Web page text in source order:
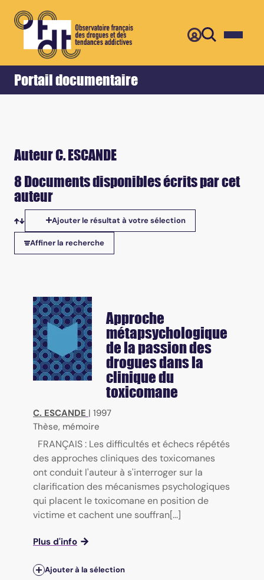
Portail documentaire
Accueil Retour
Auteur C. ESCANDE
8 Documents disponibles écrits par cet
auteur
Tris disponibles
Ajouter le résultat à votre sélection
Affiner la recherche
Approche
métapsychologique
de la passion des
drogues dans la
clinique du
toxicomane
C. ESCANDE | 1997
Thèse, mémoire
FRANÇAIS : Les difficultés et échecs répétés
des approches cliniques des toxicomanes
ont conduit l'auteur à s'interroger sur la
clarification des mécanismes psychologiques
qui placent le toxicomane en position de
victime et cachent une souffran[...]
Plus d'info
Ajouter à la sélection